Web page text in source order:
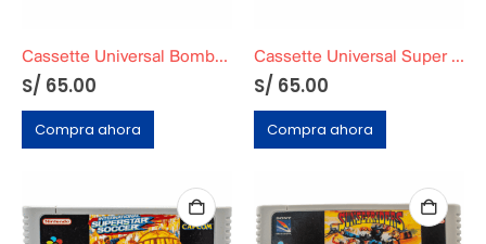
Cassette Universal Bomberman 2
S/ 65.00
Compra ahora
Cassette Universal Super Street Fighter II
S/ 65.00
Compra ahora